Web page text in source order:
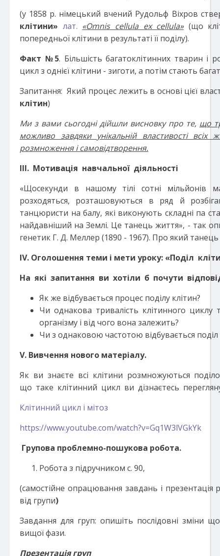
(у 1858 р. німецький вчений Рудольф Віхров
клітини» лат. «Omnis cellula ex cellula»(що
попередньої клітини в результаті її поділу).
Факт №5. Більшість багатоклітинних тварин і
цикл з однієї клітини - зиготи, а потім стають
Запитання: Який процес лежить в основі цієї
клітин)
Ми з вами сьогодні дійшли висновку про те, що
можливо завдяки унікальній властивості всіх
розмноження і самовідтворення.
ІІІ. Мотивація навчальної діяльності
«Щосекунди в нашому тілі сотні мільйонів
розходяться, розташовуються в ряд й
танцюристи на балу, які виконують складні па
найдавніший на Землі. Це танець життя», - так
генетик Г. Д. Меллер (1890 - 1967). Про який танець
ІV. Оголошення теми і мети уроку: «Поділ
На які запитання ви хотіли б почути
Як же відбувається процес поділу клітин?
Чи однакова тривалість клітинного циклу
організму і від чого вона залежить?
Чи з однаковою частотою відбувається поділ
V. Вивчення нового матеріалу.
Як ви знаєте всі клітини розмножуються
що таке клітинний цикл ви дізнаєтесь
Клітинний цикл і мітоз
https://www.youtube.com/watch?v=Gq1W3lVGkYk
Групова проблемно-пошукова робота.
Робота з підручником с. 90,
(самостійне опрацювання завдань і
від групи)
Завдання для груп: опишіть послідовні зміни
вищої фази.
Презентація груп